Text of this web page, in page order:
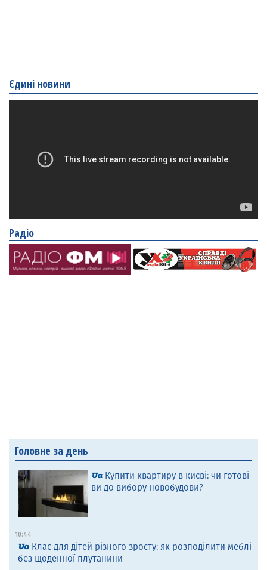
Єдині новини
Радіо
Головне за день
Купити квартиру в києві: чи готові
ви до вибору новобудови?
10:44
Клас для дітей різного зросту: як розподілити меблі
без щоденної плутанини